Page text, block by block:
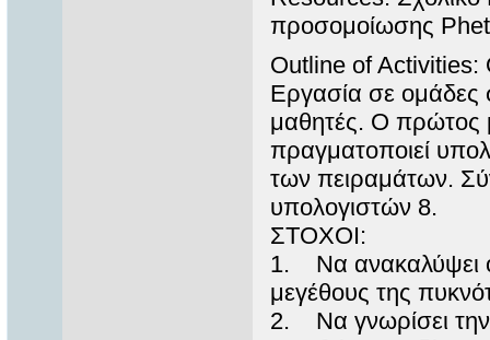
προσομοίωσης Phet
Outline of
Εργασία σε ομάδες
μαθητές. Ο πρώτος
πραγματοποιεί
των πειραμάτων.
υπολογιστών 8.
ΣΤΟΧΟΙ:
1. Να ανακαλύψει ο
μεγέθους της
2. Να γνωρίσει την